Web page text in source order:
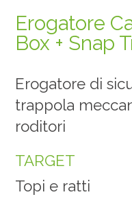
Erogatore
Box + Snap
Erogatore di
trappola
roditori
TARGET
Topi e ratti